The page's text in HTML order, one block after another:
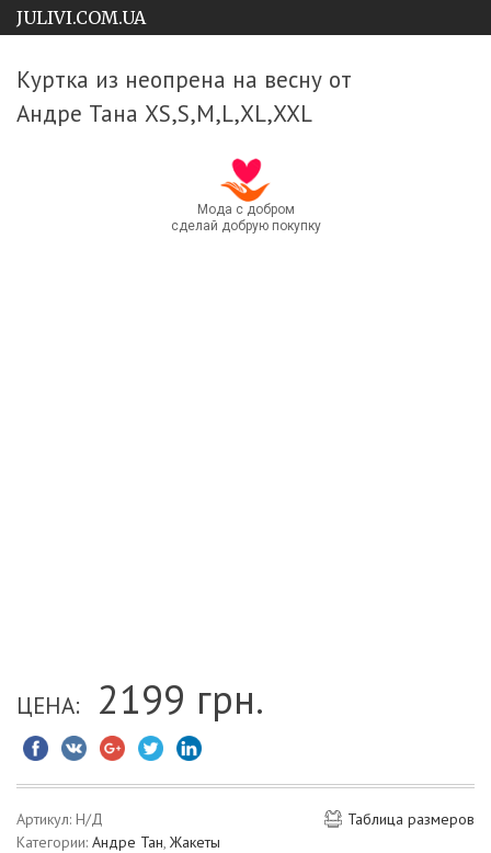
JULIVI.COM.UA
Куртка из неопрена на весну от
Андре Тана XS,S,M,L,XL,XXL
Мода с добром
сделай добрую покупку
ЦЕНА: 2199 грн.
Таблица размеров
Артикул: Н/Д
Категории: Андре Тан, Жакеты